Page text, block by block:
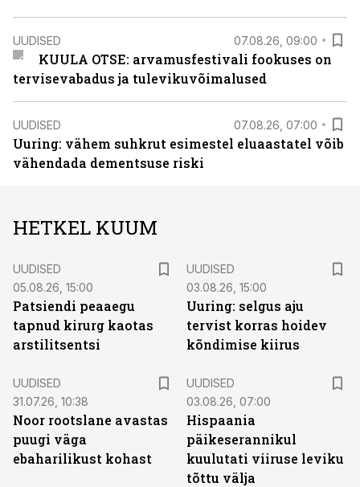
UUDISED 07.08.26, 09:00
KUULA OTSE: arvamusfestivali fookuses on
tervisevabadus ja tulevikuvõimalused
UUDISED 07.08.26, 07:00
Uuring: vähem suhkrut esimestel eluaastatel võib
vähendada dementsuse riski
HETKEL KUUM
UUDISED
05.08.26, 15:00
Patsiendi peaaegu
tapnud kirurg kaotas
arstilitsentsi
UUDISED
03.08.26, 15:00
Uuring: selgus aju
tervist korras hoidev
kõndimise kiirus
UUDISED
31.07.26, 10:38
Noor rootslane avastas
puugi väga
ebaharilikust kohast
UUDISED
03.08.26, 07:00
Hispaania
päikeserannikul
kuulutati viiruse leviku
tõttu välja